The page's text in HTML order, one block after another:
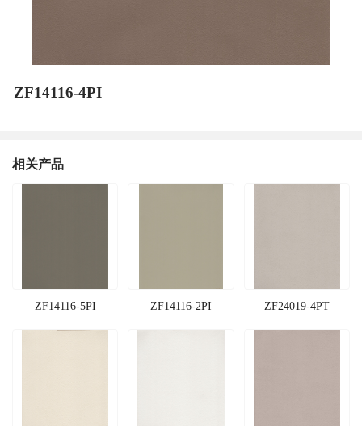
ZF14116-4PI
相关产品
ZF14116-5PI ZF14116-2PI ZF24019-4PT